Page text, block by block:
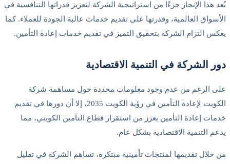
يُعد هذا الإنجاز جزءًا من استراتيجية الشركة لتعزيز قدراتها التنافسية في
الأسواق العالمية، وقدرتها على تقديم خدمات عالية الجودة للعملاء. كما
يعكس التزام الشركة بتحقيق التميز في تقديم خدمات إعادة التأمين.
دور الشركة في التنمية الاقتصادية
على الرغم من عدم وجود معلومات محددة حول مساهمة شركة
الكويت لإعادة التأمين في رؤية الكويت 2035، إلا أن دورها في تقديم
خدمات إعادة التأمين يعزز من استقرار قطاع التأمين الكويتي، مما
يدعم التنمية الاقتصادية بشكل عام.
من خلال تقديمها لمنتجات تأمينية مبتكرة، تساهم الشركة في تقليل